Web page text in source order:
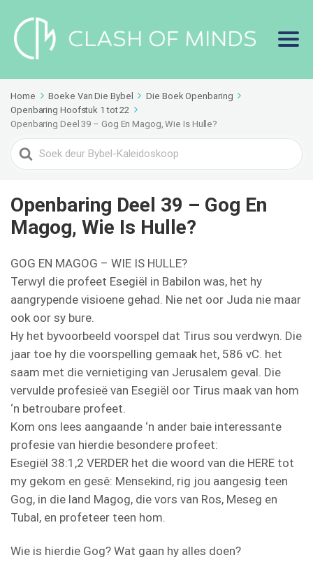
Home Boeke Van Die Bybel
Die Boek Openbaring
Openbaring Hoofstuk 1 tot 22
Openbaring Deel 39 – Gog En Magog, Wie Is Hulle?
Search
For
Openbaring Deel 39 – Gog En
Magog, Wie Is Hulle?
GOG EN MAGOG – WIE IS HULLE?
Terwyl die profeet Esegiël in Babilon was, het hy
aangrypende visioene gehad. Nie net oor Juda nie maar
ook oor sy bure.
Hy het byvoorbeeld voorspel dat Tirus sou verdwyn. Die
jaar toe hy die voorspelling gemaak het, 586 vC. het
saam met die vernietiging van Jerusalem geval. Die
vervulde profesieë van Esegiël oor Tirus maak van hom
‘n betroubare profeet.
Kom ons lees aangaande ‘n ander baie interessante
profesie van hierdie besondere profeet:
Esegiël 38:1,2 VERDER het die woord van die HERE tot
my gekom en gesê: Mensekind, rig jou aangesig teen
Gog, in die land Magog, die vors van Ros, Meseg en
Tubal, en profeteer teen hom.
Wie is hierdie Gog? Wat gaan hy alles doen?